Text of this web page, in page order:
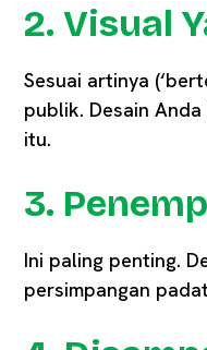
2. Visual
Sesuai artinya
publik. Desain
itu.
3.
Ini paling penting.
persimpangan